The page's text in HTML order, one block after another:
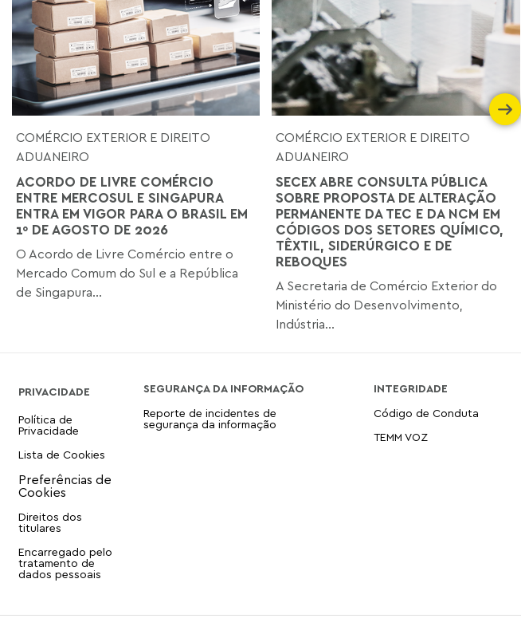
COMÉRCIO EXTERIOR E DIREITO
ADUANEIRO
ACORDO DE LIVRE COMÉRCIO
ENTRE MERCOSUL E SINGAPURA
ENTRA EM VIGOR PARA O BRASIL EM
1º DE AGOSTO DE 2026
O Acordo de Livre Comércio entre o
Mercado Comum do Sul e a República
de Singapura...
COMÉRCIO EXTERIOR E DIREITO
ADUANEIRO
SECEX ABRE CONSULTA PÚBLICA
SOBRE PROPOSTA DE ALTERAÇÃO
PERMANENTE DA TEC E DA NCM EM
CÓDIGOS DOS SETORES QUÍMICO,
TÊXTIL, SIDERÚRGICO E DE
REBOQUES
A Secretaria de Comércio Exterior do
Ministério do Desenvolvimento,
Indústria...
PRIVACIDADE
Política de
Privacidade
Lista de Cookies
Direitos dos
titulares
Encarregado pelo
tratamento de
dados pessoais
SEGURANÇA DA INFORMAÇÃO
Reporte de incidentes de
segurança da informação
INTEGRIDADE
Código de Conduta
TEMM VOZ